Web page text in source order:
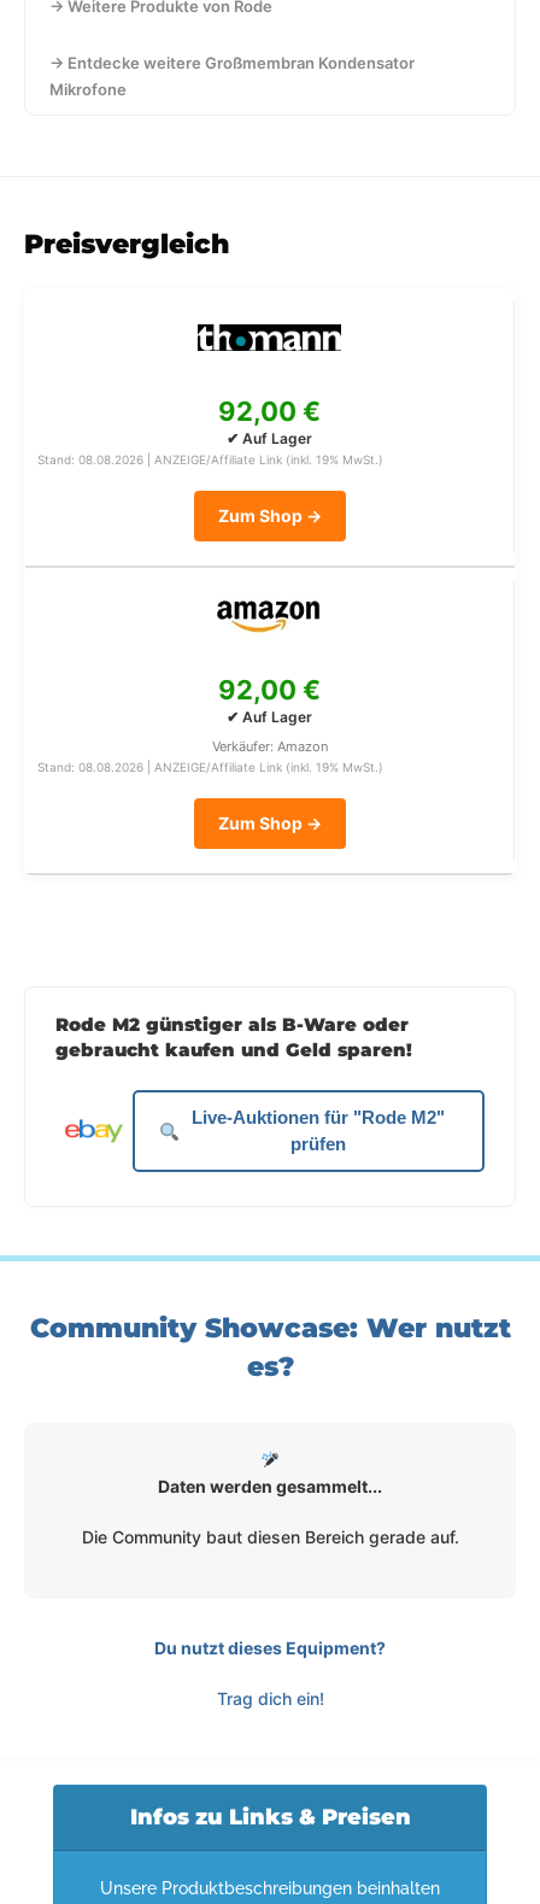
→ Weitere Produkte von Rode
→ Entdecke weitere Großmembran Kondensator
Mikrofone
Preisvergleich
92,00 €
✔ Auf Lager
Stand: 08.08.2026 | ANZEIGE/Affiliate Link (inkl. 19% MwSt.)
Zum Shop →
92,00 €
✔ Auf Lager
Verkäufer: Amazon
Stand: 08.08.2026 | ANZEIGE/Affiliate Link (inkl. 19% MwSt.)
Zum Shop →
Rode M2 günstiger als B-Ware oder
gebraucht kaufen und Geld sparen!
Live-Auktionen für "Rode M2"
prüfen
Community Showcase: Wer nutzt
es?
Daten werden gesammelt...
Die Community baut diesen Bereich gerade auf.
Du nutzt dieses Equipment?
Trag dich ein!
Infos zu Links & Preisen
Unsere Produktbeschreibungen beinhalten